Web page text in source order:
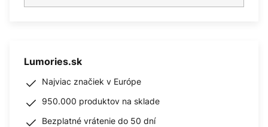
Lumories.sk
Najviac značiek v Európe
950.000 produktov na sklade
Bezplatné vrátenie do 50 dní